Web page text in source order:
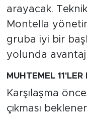
arayacak.
Montella
gruba iyi bir
yolunda
MUHTEMEL
Karşılaşma
çıkması